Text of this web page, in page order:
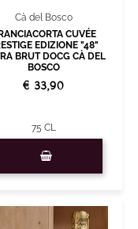
Cà del Bosco
CUVÉE
EDIZIONE "48"
BRUT DOCG CÀ DEL
BOSCO
€ 33,90
75 CL